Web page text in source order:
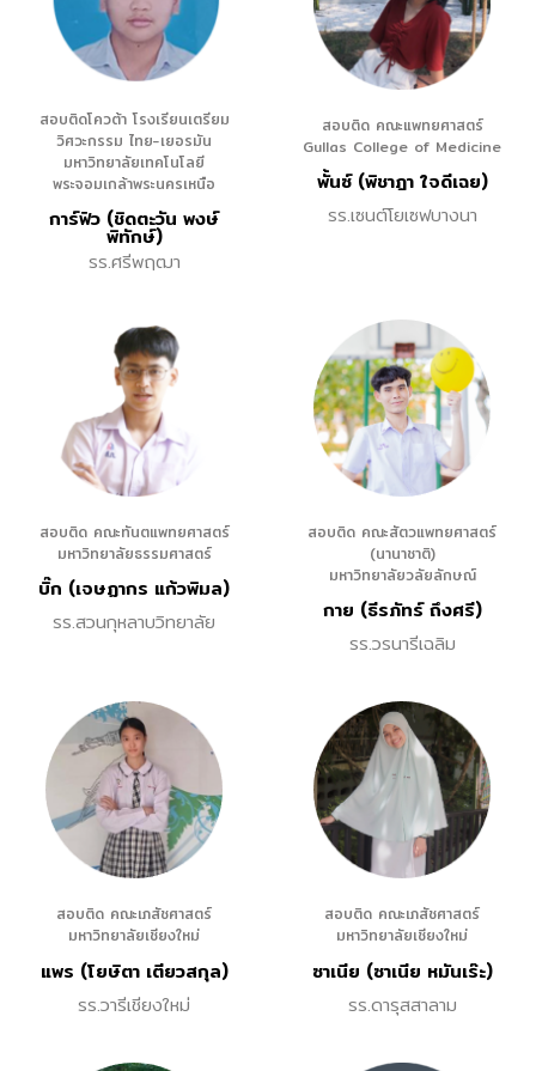
สอบติดโควต้า โรงเรียนเตรียม
วิศวะกรรม ไทย-เยอรมัน
มหาวิทยาลัยเทคโนโลยี
พระจอมเกล้าพระนครเหนือ
การ์ฟิว (ชิดตะวัน พงษ์
พิทักษ์)
รร.ศรีพฤฒา
สอบติด คณะแพทยศาสตร์
Gullas College of Medicine
พั้นซ์ (พิชาฎา ใจดีเฉย)
รร.เซนต์โยเซฟบางนา
สอบติด คณะทันตแพทยศาสตร์
มหาวิทยาลัยธรรมศาสตร์
บิ๊ก (เจษฏากร แก้วพิมล)
รร.สวนกุหลาบวิทยาลัย
สอบติด คณะสัตวแพทยศาสตร์
(นานาชาติ)
มหาวิทยาลัยวลัยลักษณ์
กาย (ธีรภัทร์ ถึงศรี)
รร.วรนารีเฉลิม
สอบติด คณะเภสัชศาสตร์
มหาวิทยาลัยเชียงใหม่
แพร (โยษิตา เตียวสกุล)
รร.วารีเชียงใหม่
สอบติด คณะเภสัชศาสตร์
มหาวิทยาลัยเชียงใหม่
ซาเนีย (ซาเนีย หมันเร๊ะ)
รร.ดารุสสาลาม